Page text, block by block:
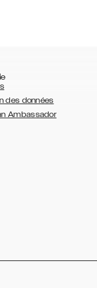
des données
Ambassador